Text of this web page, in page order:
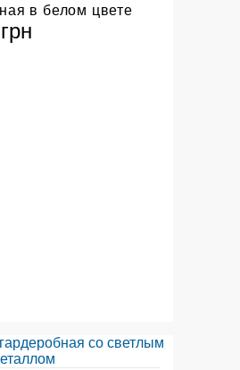
в белом цвете